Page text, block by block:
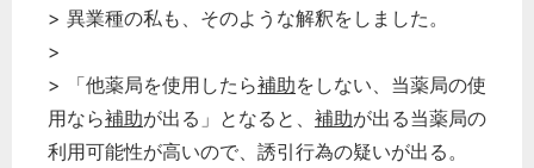
> 異業種の私も、そのような解釈をしました。
>
> 「他薬局を使用したら補助をしない、当薬局の使
用なら補助が出る」となると、 補助が出る当薬局の
利用可能性が高いので、誘引行為の疑いが出る。